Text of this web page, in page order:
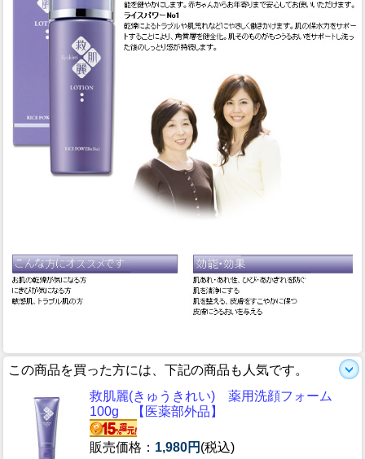
この商品を買った方には、下記の商品も人気です。
救肌麗(きゅうきれい) 薬用洗顔フォーム
100g 【医薬部外品】
販売価格： 1,980円 (税込)